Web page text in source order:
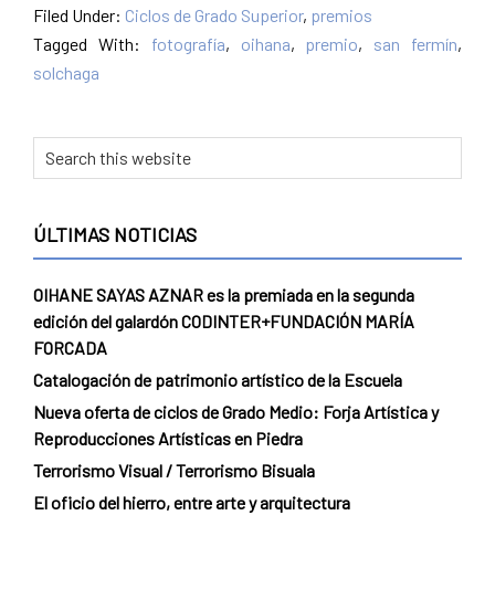
Filed Under: Ciclos de Grado Superior, premios
Tagged With: fotografía, oihana, premio, san fermín,
solchaga
Primary
Sidebar
Search
this
ÚLTIMAS NOTICIAS
OIHANE SAYAS AZNAR es la premiada en la segunda
edición del galardón CODINTER+FUNDACIÓN MARÍA
FORCADA
Catalogación de patrimonio artístico de la Escuela
Nueva oferta de ciclos de Grado Medio: Forja Artística y
Reproducciones Artísticas en Piedra
Terrorismo Visual / Terrorismo Bisuala
El oficio del hierro, entre arte y arquitectura